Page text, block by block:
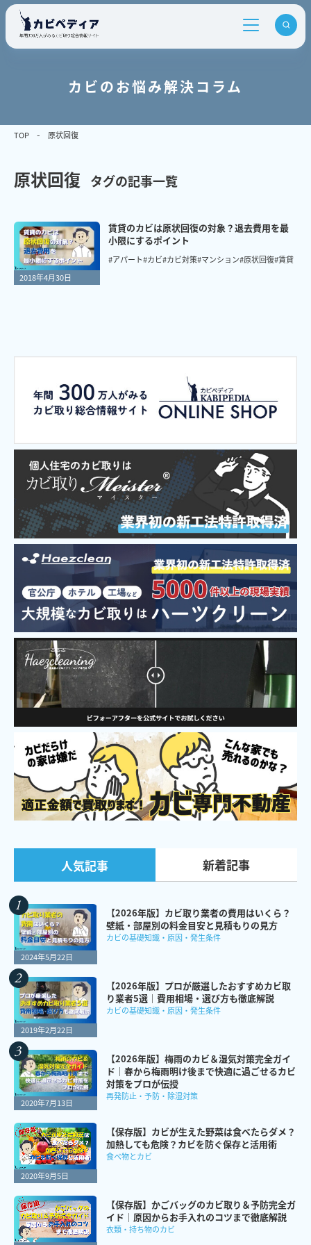
カビのお悩み解決コラム
TOP 原状回復
原状回復 タグの記事一覧
2018年4月30日
賃貸のカビは原状回復の対象？退去費用を最
小限にするポイント
#アパート#カビ#カビ対策#マンション#原状回復#賃貸
人気記事 新着記事
2024年5月22日
【2026年版】カビ取り業者の費用はいくら？
壁紙・部屋別の料金目安と見積もりの見方
カビの基礎知識・原因・発生条件
2019年2月22日
【2026年版】プロが厳選したおすすめカビ取
り業者5選｜費用相場・選び方も徹底解説
カビの基礎知識・原因・発生条件
2020年7月13日
【2026年版】梅雨のカビ＆湿気対策完全ガイ
ド｜春から梅雨明け後まで快適に過ごせるカビ
対策をプロが伝授
再発防止・予防・除湿対策
2020年9月5日
【保存版】カビが生えた野菜は食べたらダメ？
加熱しても危険？カビを防ぐ保存と活用術
食べ物とカビ
【保存版】かごバッグのカビ取り＆予防完全ガ
イド｜原因からお手入れのコツまで徹底解説
衣類・持ち物のカビ